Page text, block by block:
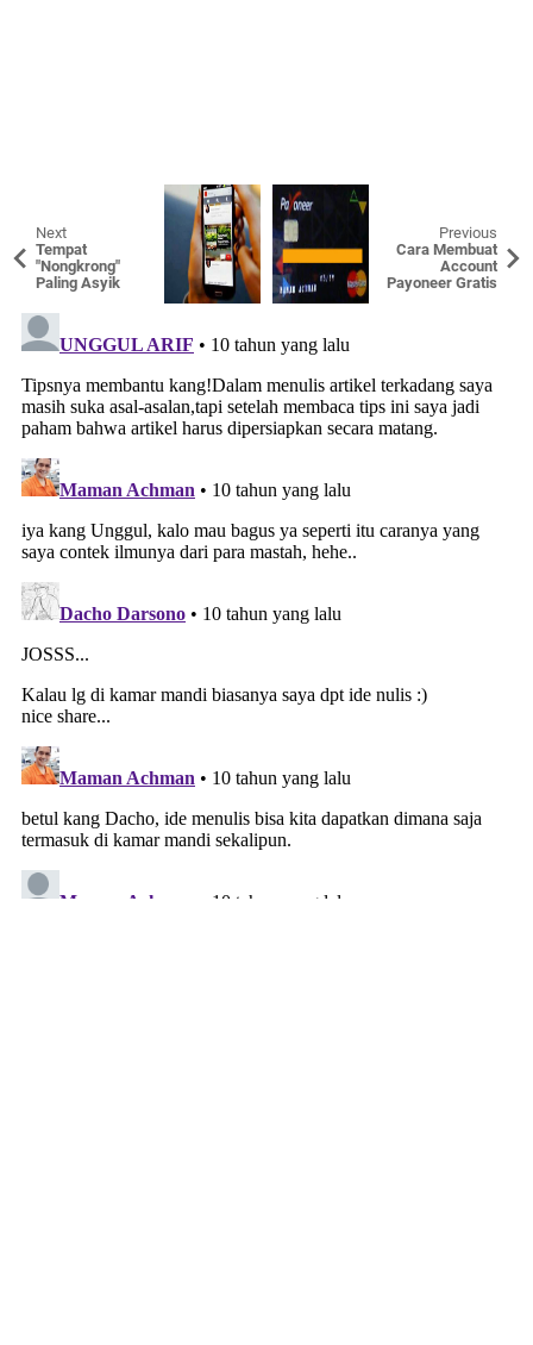
Next
Tempat
"Nongkrong"
Paling Asyik
Previous
Cara Membuat
Account
Payoneer Gratis